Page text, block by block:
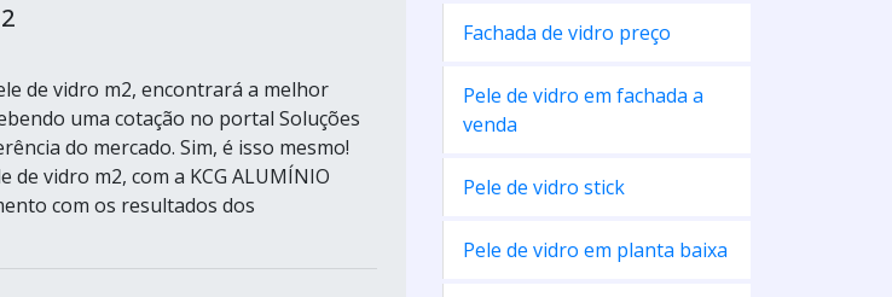
de vidro m2, encontrará a melhor
uma cotação no portal Soluções
do mercado. Sim, é isso mesmo!
vidro m2, com a KCG ALUMÍNIO
com os resultados dos
Fachada de vidro preço
Pele de vidro em fachada a
venda
Pele de vidro stick
Pele de vidro em planta baixa